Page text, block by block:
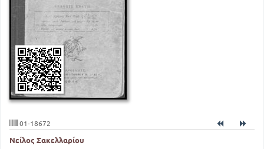
01-18672
Νείλος Σακελλαρίου